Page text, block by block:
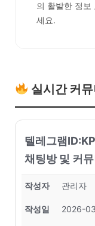
의 활발한 정보
세요.
실시간 커
텔레그램
채팅방 및 커
작성자 관리자
작성일 2026-